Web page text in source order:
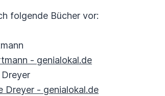
folgende Bücher vor:
- genialokal.de
Dreyer - genialokal.de